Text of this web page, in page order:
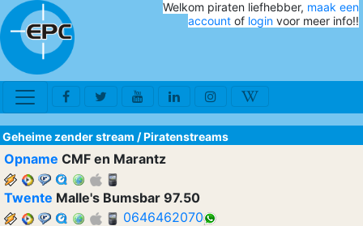
Welkom piraten liefhebber, maak een
account of login voor meer info!!
Geheime zender stream /Piratenstreams
Opname CMF en Marantz
Twente Malle's Bumsbar 97.50
0646462070